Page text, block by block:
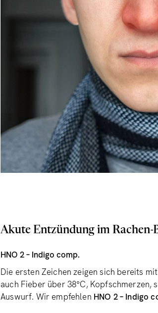
Akute Entzündung im Rachen-
HNO 2 – Indigo comp.
Die ersten Zeichen zeigen sich bereits
auch Fieber über 38°C, Kopfschmerzen,
Auswurf. Wir empfehlen HNO 2 – Indigo